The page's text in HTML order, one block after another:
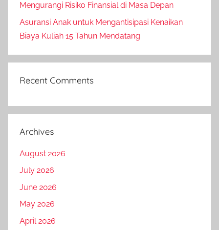
Mengurangi Risiko Finansial di Masa Depan
Asuransi Anak untuk Mengantisipasi Kenaikan
Biaya Kuliah 15 Tahun Mendatang
Recent Comments
Archives
August 2026
July 2026
June 2026
May 2026
April 2026